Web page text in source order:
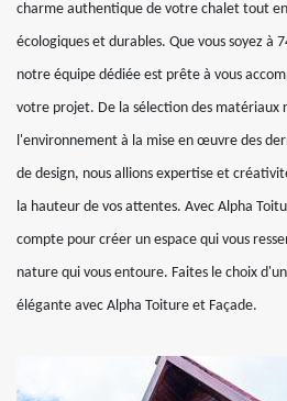
charme authentique de votre chalet tout
écologiques et durables. Que vous soyez à
notre équipe dédiée est prête à vous
votre projet. De la sélection des matériaux
l'environnement à la mise en œuvre des
de design, nous allions expertise et
la hauteur de vos attentes. Avec Alpha
compte pour créer un espace qui vous
nature qui vous entoure. Faites le choix
élégante avec Alpha Toiture et Façade.